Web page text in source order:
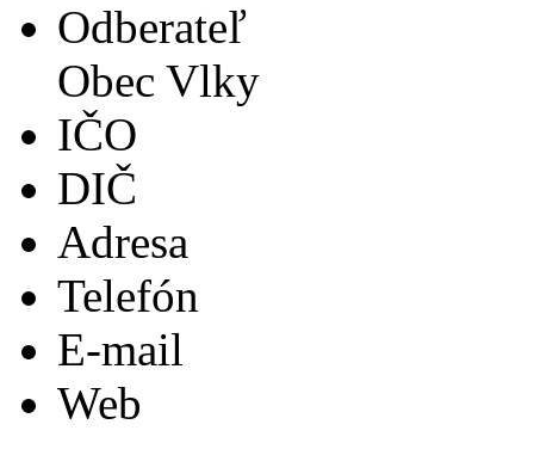
Odberateľ
Obec Vlky
IČO
DIČ
Adresa
Telefón
E-mail
Web